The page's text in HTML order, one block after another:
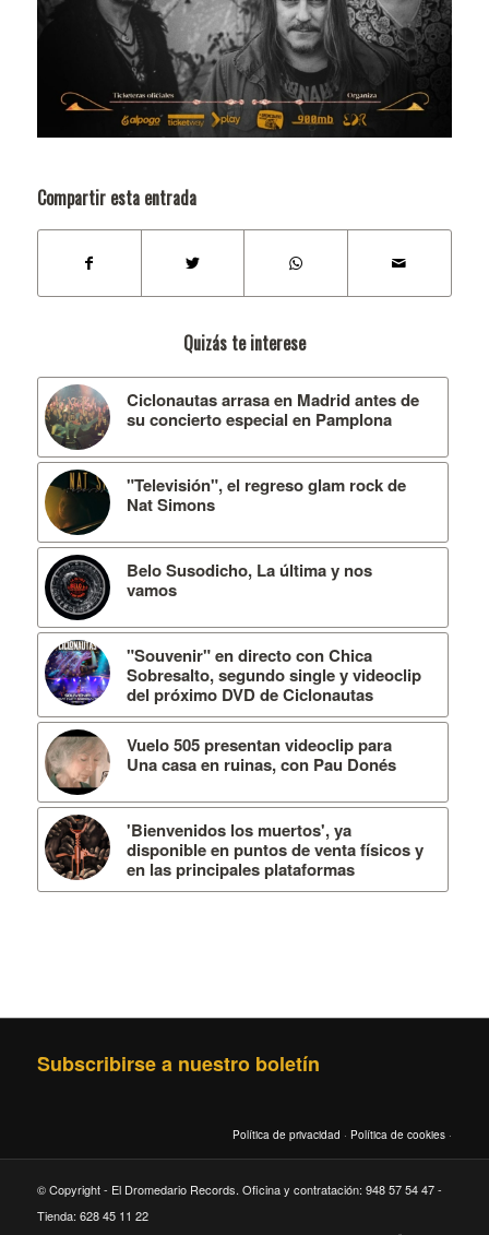
Compartir esta entrada
Quizás te interese
Ciclonautas arrasa en Madrid antes de
su concierto especial en Pamplona
"Televisión", el regreso glam rock de
Nat Simons
Belo Susodicho, La última y nos
vamos
"Souvenir" en directo con Chica
Sobresalto, segundo single y videoclip
del próximo DVD de Ciclonautas
Vuelo 505 presentan videoclip para
Una casa en ruinas, con Pau Donés
'Bienvenidos los muertos', ya
disponible en puntos de venta físicos y
en las principales plataformas
Subscribirse a nuestro boletín
Política de privacidad · Política de cookies ·
© Copyright - El Dromedario Records. Oficina y contratación: 948 57 54 47 -
Tienda: 628 45 11 22